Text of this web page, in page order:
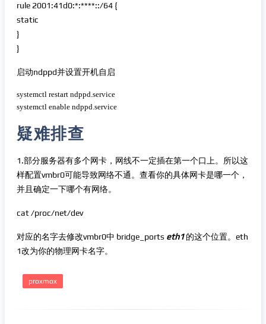
rule 2001:41d0:*:****::/64 {
static
}
}
启动ndppd并设置开机自启
systemctl restart ndppd.service
systemctl enable ndppd.service
疑难排查
1.部分服务器有多个网卡，网线不一定插在第一个口上。所以这
样配置vmbr0可能导致网络不通。查看你的具体网卡是哪一个，
并且确定一下哪个有网络。
cat /proc/net/dev
对应的名字去修改vmbr0中 bridge_ports eth1的这个位置。eth
1改为你的物理网卡名字。
proxmox